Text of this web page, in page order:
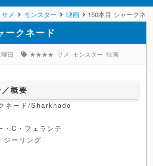
サメ モンスター 映画 150本目 シャークネ
ークネード
日 ★★★★ サメ モンスター 映画
概要
ネード/Sharknado
・C・フェランテ
ジーリング